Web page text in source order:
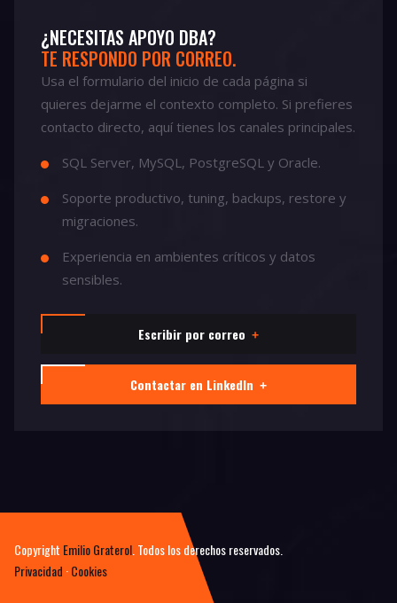
¿NECESITAS APOYO DBA?
TE RESPONDO POR CORREO.
Usa el formulario del inicio de cada página si
quieres dejarme el contexto completo. Si prefieres
contacto directo, aquí tienes los canales principales.
SQL Server, MySQL, PostgreSQL y Oracle.
Soporte productivo, tuning, backups, restore y
migraciones.
Experiencia en ambientes críticos y datos
sensibles.
Escribir por correo +
Contactar en LinkedIn +
Copyright Emilio Graterol . Todos los derechos reservados.
Privacidad ·Cookies